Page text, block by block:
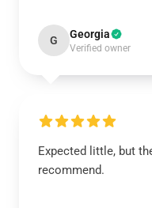
G Georgia
Verified owner
Expected little, but
recommend.